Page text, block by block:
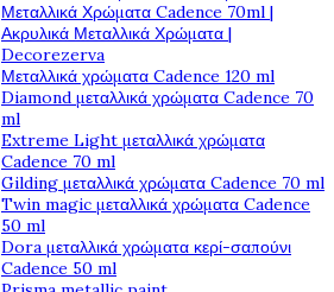
Μεταλλικά Χρώματα Cadence 70ml |
Ακρυλικά Μεταλλικά Χρώματα |
Decorezerva
Μεταλλικά χρώματα Cadence 120 ml
Diamond μεταλλικά χρώματα Cadence 70
ml
Extreme Light μεταλλικά χρώματα
Cadence 70 ml
Gilding μεταλλικά χρώματα Cadence 70 ml
Twin magic μεταλλικά χρώματα Cadence
50 ml
Dora μεταλλικά χρώματα κερί-σαπούνι
Cadence 50 ml